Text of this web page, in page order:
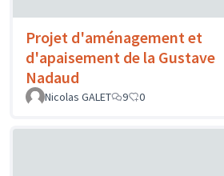
Projet d'aménagement et
d'apaisement de la Gustave
Nadaud
Nicolas GALET 9 0